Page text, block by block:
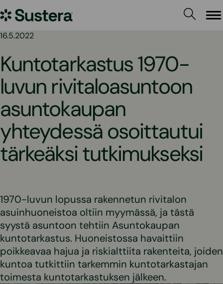
sisältöön
Sustera
16.5.2022
Kuntotarkastus 1970-
luvun rivitaloasuntoon
asuntokaupan
yhteydessä osoittautui
tärkeäksi tutkimukseksi
1970-luvun lopussa rakennetun rivitalon
asuinhuoneistoa oltiin myymässä, ja tästä
syystä asuntoon tehtiin Asuntokaupan
kuntotarkastus. Huoneistossa havaittiin
poikkeavaa hajua ja riskialttiita rakenteita, joiden
kuntoa tutkittiin tarkemmin kuntotarkastajan
toimesta kuntotarkastuksen jälkeen.